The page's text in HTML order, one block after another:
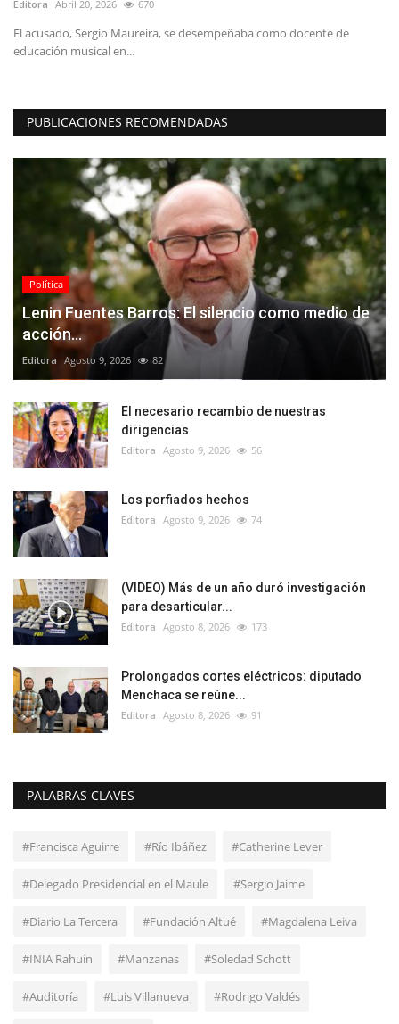
Editora Abril 20, 2026 670
El acusado, Sergio Maureira, se desempeñaba como docente de
educación musical en...
PUBLICACIONES RECOMENDADAS
Política
Lenin Fuentes Barros: El silencio como medio de
acción...
Editora Agosto 9, 2026 82
El necesario recambio de nuestras
dirigencias
Editora Agosto 9, 2026 56
Los porfiados hechos
Editora Agosto 9, 2026 74
(VIDEO) Más de un año duró investigación
para desarticular...
Editora Agosto 8, 2026 173
Prolongados cortes eléctricos: diputado
Menchaca se reúne...
Editora Agosto 8, 2026 91
PALABRAS CLAVES
#Francisca Aguirre #Río Ibáñez #Catherine Lever
#Delegado Presidencial en el Maule #Sergio Jaime
#Diario La Tercera #Fundación Altué #Magdalena Leiva
#INIA Rahuín #Manzanas #Soledad Schott
#Auditoría #Luis Villanueva #Rodrigo Valdés